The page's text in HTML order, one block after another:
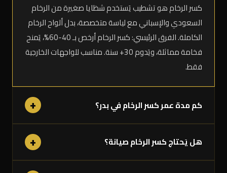
كسر الرخام هو تشطيب يَستخدم شظايا صغيرة من الرخام
السعودي والإسباني مع لياسة متخصصة، بدل ألواح الرخام
الكاملة. الفرق الرئيسي: كسر الرخام أرخص بـ 40-60%، يَمنح
فخامة مماثلة، ويَدوم 30+ سنة. مناسب للواجهات الخارجية
فقط.
كم مدة عمر كسر الرخام في بدر؟ +
هل يَحتاج كسر الرخام صيانة؟ +